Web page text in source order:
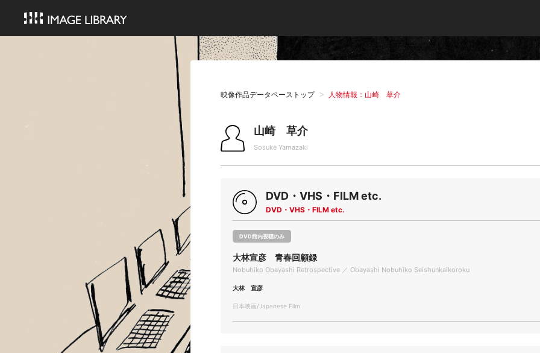
映像作品データベーストップ 人物情報：山崎 草介
山崎 草介
Sosuke Yamazaki
DVD・VHS・FILM etc.
DVD・VHS・FILM etc.
DVD館内視聴のみ
大林宣彦 青春回顧録
Nobuhiko Obayashi Retrospective ／ Obayashi Nobuhiko Seishunkaikoroku
大林 宣彦
日本映画/Japanese Film